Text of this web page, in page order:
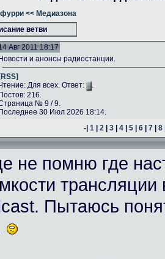
<< Медиазона
ветви
Авг 2011 18:17
и анонсы радиостанции.
Для всех. Ответ:
.
216.
№ 9 / 9.
30 Июл 2026 18:14.
-|1 |2 |3 |4 |5 |6 |7 |8
не помню где
трансляции
Пытаюсь